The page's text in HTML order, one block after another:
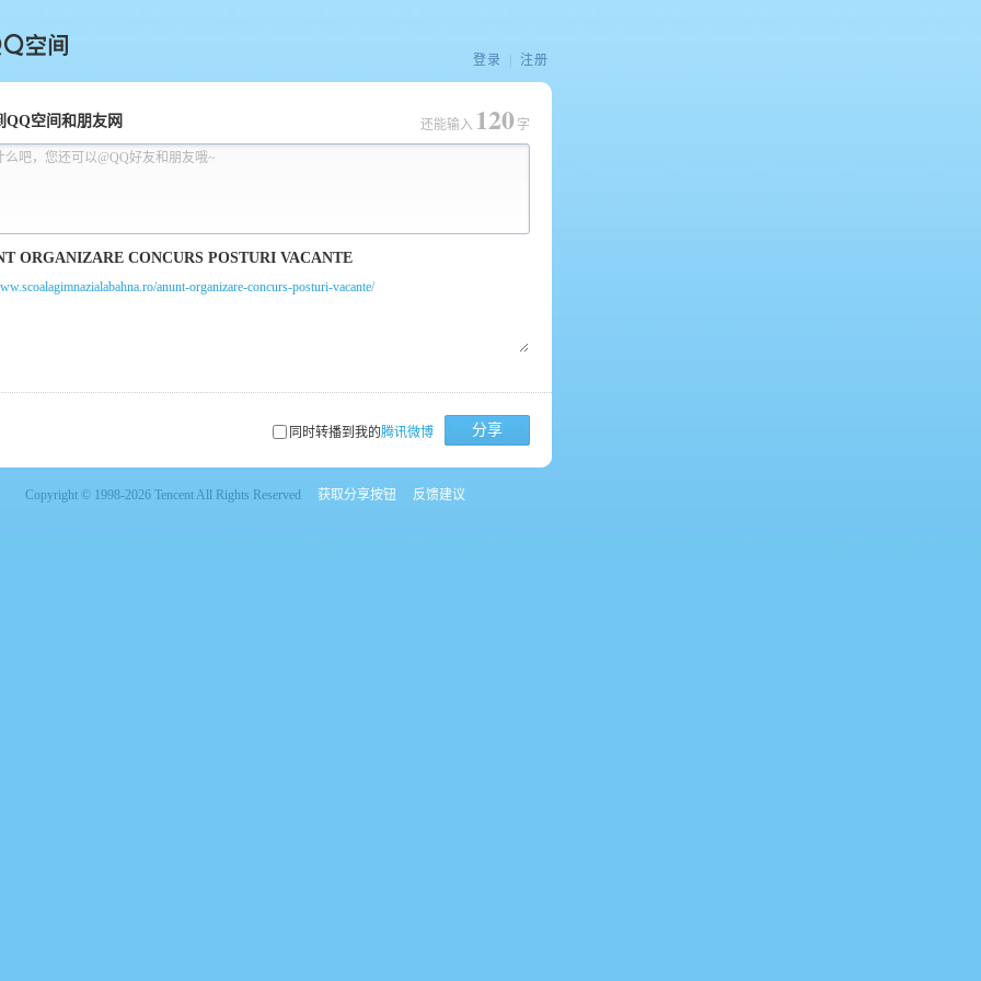
间
登录 注册
QQ空间和朋友网
么吧，您还可以@QQ好友和朋友哦~
还能输入 120 字
anunt-organizare-concurs-posturi-vacante/
同时转播到我的腾讯微博 分享
Copyright © 1998-2026 Tencent All Rights Reserved 获取分享按钮 反馈建议